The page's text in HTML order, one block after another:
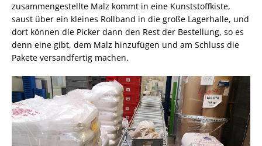
zusammengestellte Malz kommt in eine Kunststoffkiste,
saust über ein kleines Rollband in die große Lagerhalle, und
dort können die Picker dann den Rest der Bestellung, so es
denn eine gibt, dem Malz hinzufügen und am Schluss die
Pakete versandfertig machen.